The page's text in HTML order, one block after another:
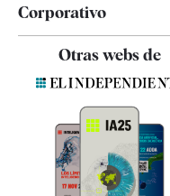
Corporativo
Quiénes somos
Especificaciones
Otras webs de